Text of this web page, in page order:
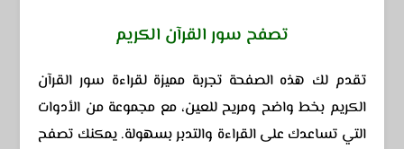
تصفح سور القرآن الكريم
تقدم لك هذه الصفحة تجربة مميزة لقراءة سور القرآن
الكريم بخط واضح ومريح للعين، مع مجموعة من الأدوات
التي تساعدك على القراءة والتدبر بسهولة. يمكنك تصفح